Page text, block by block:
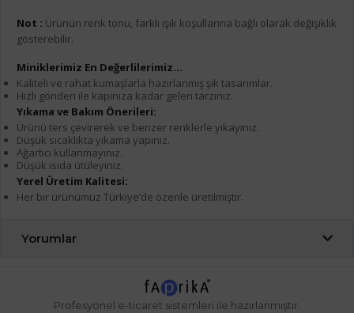
Not : Ürünün renk tonu, farklı ışık koşullarına bağlı olarak değişiklik
gösterebilir.
Miniklerimiz En Değerlilerimiz...
Kaliteli ve rahat kumaşlarla hazırlanmış şık tasarımlar.
Hızlı gönderi ile kapınıza kadar gelen tarzınız.
Yıkama ve Bakım Önerileri:
Ürünü ters çevirerek ve benzer renklerle yıkayınız.
Düşük sıcaklıkta yıkama yapınız.
Ağartıcı kullanmayınız.
Düşük ısıda ütüleyiniz.
Yerel Üretim Kalitesi:
Her bir ürünümüz Türkiye’de özenle üretilmiştir.
Yorumlar
Profesyonel e-ticaret sistemleri ile hazırlanmıştır.